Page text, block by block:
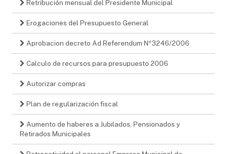
Retribución mensual del Presidente Municipal
Erogaciones del Presupuesto General
Aprobacion decreto Ad Referendum Nº3246/2006
Calculo de recursos para presupuesto 2006
Autorizar compras
Plan de regularización fiscal
Aumento de haberes a Jubilados, Pensionados y
Retirados Municipales